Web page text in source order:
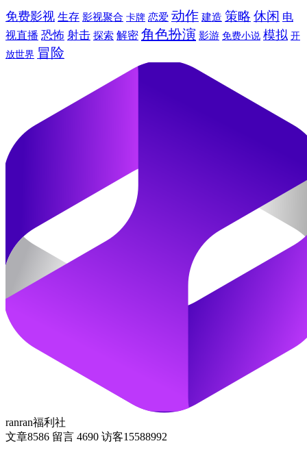
免费影视 生存 影视聚合 卡牌 恋爱 动作 建造 策略 休闲 电
视直播 恐怖 射击 探索 解密 角色扮演 影游 免费小说 模拟 开
放世界 冒险
ranran福利社
文章8586 留言 4690 访客15588992